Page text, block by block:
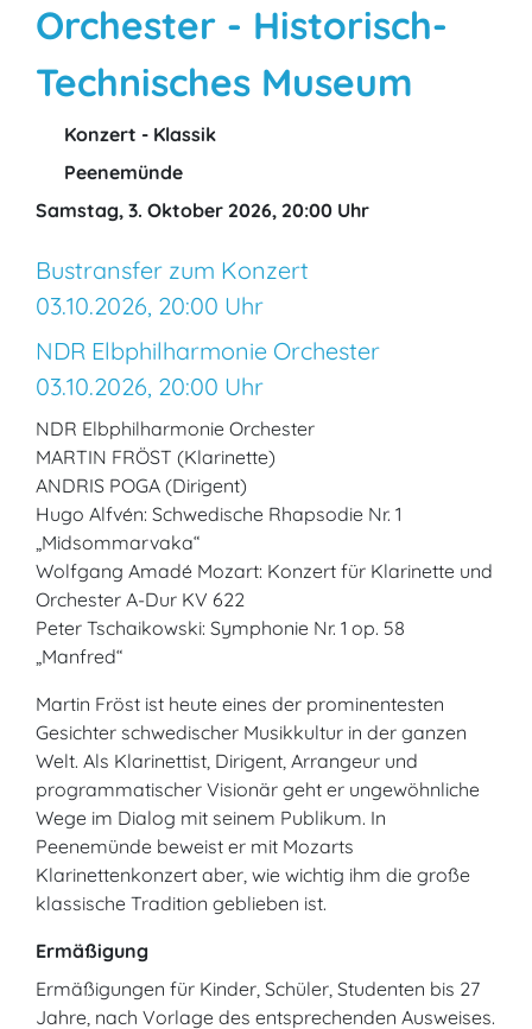
Orchester - Historisch-
Technisches Museum
Konzert - Klassik
Peenemünde
Samstag, 3. Oktober 2026, 20:00 Uhr
Bustransfer zum Konzert
03.10.2026, 20:00 Uhr
NDR Elbphilharmonie Orchester
03.10.2026, 20:00 Uhr
NDR Elbphilharmonie Orchester
MARTIN FRÖST (Klarinette)
ANDRIS POGA (Dirigent)
Hugo Alfvén: Schwedische Rhapsodie Nr. 1
„Midsommarvaka“
Wolfgang Amadé Mozart: Konzert für Klarinette und
Orchester A-Dur KV 622
Peter Tschaikowski: Symphonie Nr. 1 op. 58
„Manfred“
Martin Fröst ist heute eines der prominentesten
Gesichter schwedischer Musikkultur in der ganzen
Welt. Als Klarinettist, Dirigent, Arrangeur und
programmatischer Visionär geht er ungewöhnliche
Wege im Dialog mit seinem Publikum. In
Peenemünde beweist er mit Mozarts
Klarinettenkonzert aber, wie wichtig ihm die große
klassische Tradition geblieben ist.
Ermäßigung
Ermäßigungen für Kinder, Schüler, Studenten bis 27
Jahre, nach Vorlage des entsprechenden Ausweises.